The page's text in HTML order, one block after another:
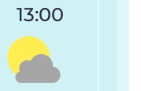
13:00